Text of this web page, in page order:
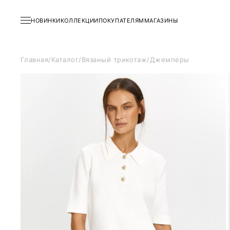
НОВИНКИКОЛЛЕКЦИИПОКУПАТЕЛЯМ МАГАЗИНЫ
Главная/Каталог/Вязаный трикотаж/Джемперы